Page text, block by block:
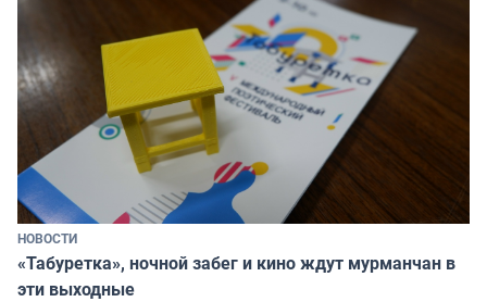
НОВОСТИ
«Табуретка», ночной забег и кино ждут мурманчан в
эти выходные